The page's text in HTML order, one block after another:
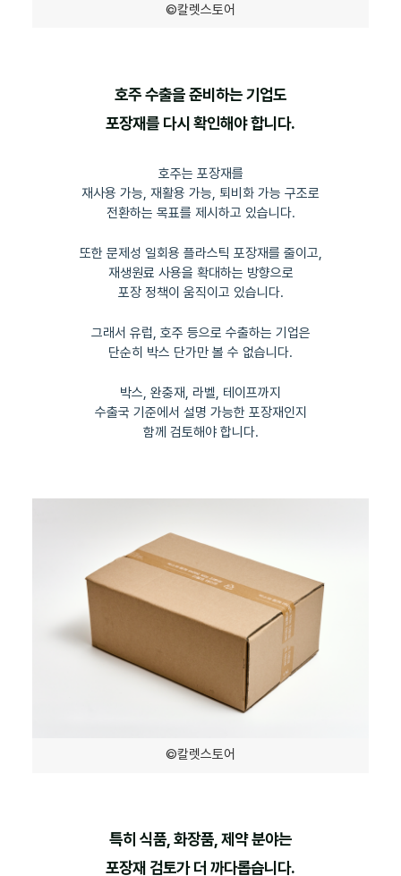
©칼렛스토어
호주 수출을 준비하는 기업도
포장재를 다시 확인해야 합니다.
호주는 포장재를
재사용 가능, 재활용 가능, 퇴비화 가능 구조로
전환하는 목표를 제시하고 있습니다.
또한 문제성 일회용 플라스틱 포장재를 줄이고,
재생원료 사용을 확대하는 방향으로
포장 정책이 움직이고 있습니다.
그래서 유럽, 호주 등으로 수출하는 기업은
단순히 박스 단가만 볼 수 없습니다.
박스, 완충재, 라벨, 테이프까지
수출국 기준에서 설명 가능한 포장재인지
함께 검토해야 합니다.
©칼렛스토어
특히 식품, 화장품, 제약 분야는
포장재 검토가 더 까다롭습니다.